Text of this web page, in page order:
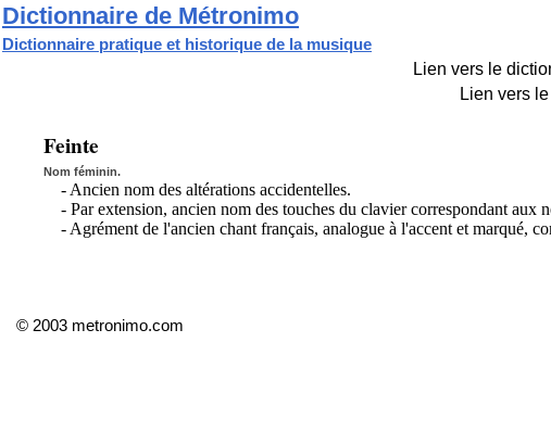
Dictionnaire de Métronimo
Dictionnaire pratique et historique de la musique
Lien vers le
Lien vers
Feinte
Nom féminin.
- Ancien nom des altérations accidentelles.
- Par extension, ancien nom des touches du clavier correspondant aux
- Agrément de l'ancien chant français, analogue à l'accent et marqué,
© 2003 metronimo.com